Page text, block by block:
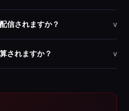
信されますか？ v
されますか？ v